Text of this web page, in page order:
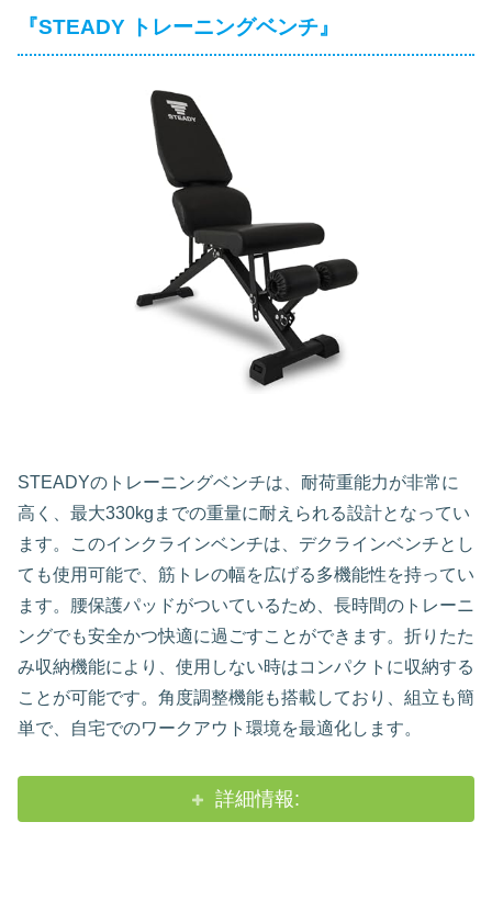
『STEADY トレーニングベンチ』
STEADYのトレーニングベンチは、耐荷重能力が非常に
高く、最大330kgまでの重量に耐えられる設計となってい
ます。このインクラインベンチは、デクラインベンチとし
ても使用可能で、筋トレの幅を広げる多機能性を持ってい
ます。腰保護パッドがついているため、長時間のトレーニ
ングでも安全かつ快適に過ごすことができます。折りたた
み収納機能により、使用しない時はコンパクトに収納する
ことが可能です。角度調整機能も搭載しており、組立も簡
単で、自宅でのワークアウト環境を最適化します。
詳細情報: